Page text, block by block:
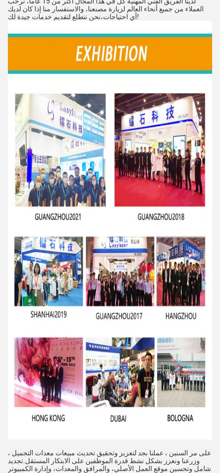
العملاء من جميع أنحاء العالم لزيارة مصنعنا، والاستفسار منا إذا كان لديك
أي احتياجات،نحن نتطلع لتقديم خدمات جيدة لك!
على مر السنين ، عملنا بجد لتعزيز وتحقيق تحديث مبيعات معدات التجميل ،
وزرعنا ونعزز بشكل نشط قدرة الموظفين على الابتكار المستقل.تجديد
شامل وتحسين موقع العمل الأصلي، والمرافق والمعدات، وإدارة الكمبيوتر